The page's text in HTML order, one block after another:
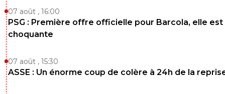
07 août , 16:00
PSG : Première offre officielle pour Barcola, elle est
choquante
07 août , 15:30
ASSE : Un énorme coup de colère à 24h de la